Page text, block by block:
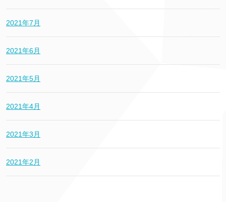
2021年7月
2021年6月
2021年5月
2021年4月
2021年3月
2021年2月